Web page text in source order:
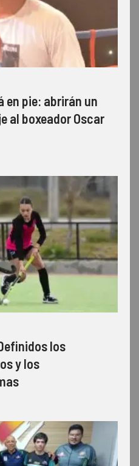
en pie: abrirán un
al boxeador Oscar
los
y los